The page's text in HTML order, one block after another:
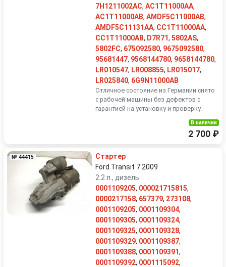
7H1211002AC, AC1T11000AA,
AC1T11000AB, AMDF5C11000AB,
AMDF5C11131AA, CC1T11000AA,
CC1T11000AB, D7R71, 5802AS,
5802FC, 675092580, 9675092580,
95681447, 9568144780, 9658144780,
LR010547, LR008855, LR015017,
LR025840, 6G9N11000AB
Отличное состояние из Германии снято
с рабочей машины без дефектов с
гарантией на установку и проверку.
В наличии
2 700 ₽
№ 44415
Стартер
Ford Transit 7 2009
2.2 л., дизель
0001109205, 000021715815,
0000217158, 657379, 273108,
0001109205, 0001109304,
0001109305, 0001109324,
0001109325, 0001109328,
0001109329, 0001109387,
0001109388, 0001109391,
0001109392, 0001115092,